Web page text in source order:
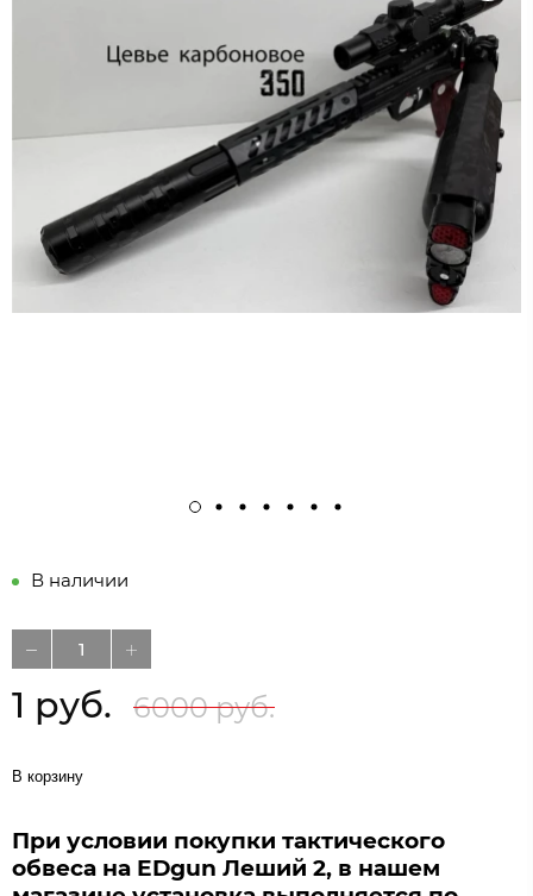
В наличии
1 руб. 6000 руб.
В корзину
При условии покупки тактического
обвеса на EDgun Леший 2, в нашем